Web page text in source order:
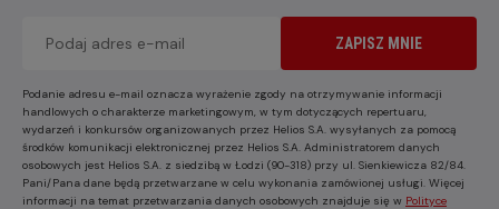
ZAPISZ MNIE
Podanie adresu e-mail oznacza wyrażenie zgody na otrzymywanie informacji
handlowych o charakterze marketingowym, w tym dotyczących repertuaru,
wydarzeń i konkursów organizowanych przez Helios S.A. wysyłanych za pomocą
środków komunikacji elektronicznej przez Helios S.A. Administratorem danych
osobowych jest Helios S.A. z siedzibą w Łodzi (90-318) przy ul. Sienkiewicza 82/84.
Pani/Pana dane będą przetwarzane w celu wykonania zamówionej usługi. Więcej
informacji na temat przetwarzania danych osobowych znajduje się w Polityce